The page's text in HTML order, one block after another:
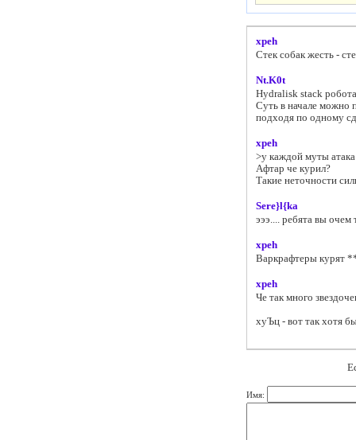
xpeh
Стек собак жесть -
Nt.K0t
Hydralisk stack
Суть в начале можно
подходя по одному
xpeh
>у каждой муты
Афтар че курил?
Такие неточности
Sere}l{ka
эээ.... ребята вы
xpeh
Варкрафтеры курят
xpeh
Че так много
хуЪц - вот так хотя
Имя: